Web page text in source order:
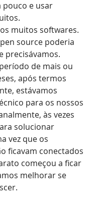
e usar
muitos softwares.
source poderia
precisávamos.
de mais ou
após termos
estávamos
para os nossos
às vezes
solucionar
vez que os
ficavam conectados
começou a ficar
melhorar se